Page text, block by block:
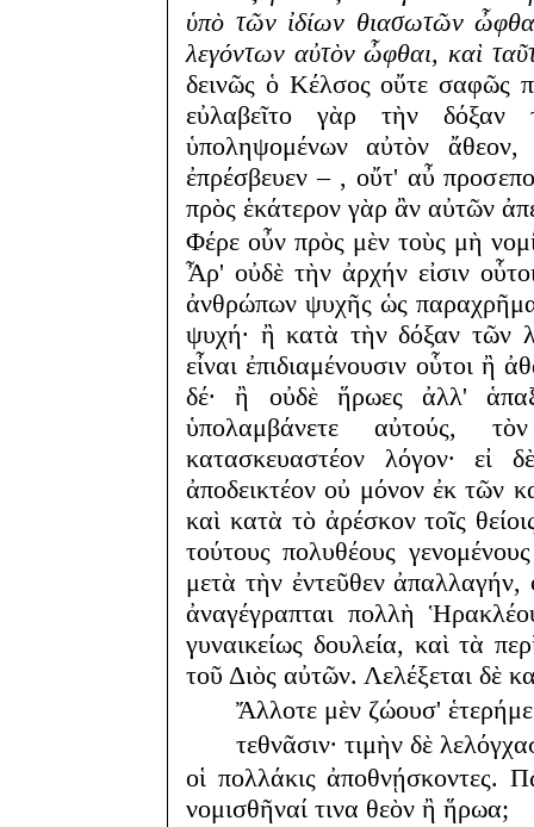
ὑπὸ τῶν ἰδίων θιασωτῶν
λεγόντων αὐτὸν ὦφθαι, καὶ
δεινῶς ὁ Κέλσος οὔτε σαφῶς
εὐλαβεῖτο γὰρ τὴν δόξαν
ὑποληψομένων αὐτὸν
ἐπρέσβευεν – , οὔτ' αὖ
πρὸς ἑκάτερον γὰρ ἂν αὐτῶν
Φέρε οὖν πρὸς μὲν τοὺς μὴ
Ἆρ' οὐδὲ τὴν ἀρχήν εἰσιν
ἀνθρώπων ψυχῆς ὡς
ψυχή· ἢ κατὰ τὴν δόξαν τῶν
εἶναι ἐπιδιαμένουσιν οὗτοι ἢ
δέ· ἢ οὐδὲ ἥρωες ἀλλ'
ὑπολαμβάνετε αὐτούς,
κατασκευαστέον λόγον· εἰ
ἀποδεικτέον οὐ μόνον ἐκ τῶν
καὶ κατὰ τὸ ἀρέσκον τοῖς
τούτους πολυθέους
μετὰ τὴν ἐντεῦθεν ἀπαλλαγήν,
ἀναγέγραπται πολλὴ
γυναικείως δουλεία, καὶ τὰ
τοῦ Διὸς αὐτῶν. Λελέξεται δὲ
Ἄλλοτε μὲν ζώουσ'
τεθνᾶσιν· τιμὴν δὲ
οἱ πολλάκις ἀποθνῄσκοντες.
νομισθῆναί τινα θεὸν ἢ ἥρωα;